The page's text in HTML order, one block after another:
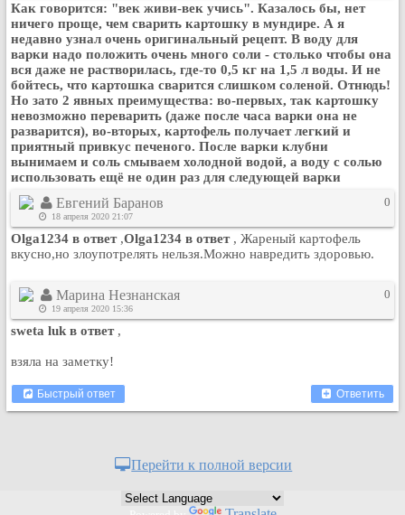
Как говорится: "век живи-век учись". Казалось бы, нет
ничего проще, чем сварить картошку в мундире. А я
недавно узнал очень оригинальный рецепт. В воду для
варки надо положить очень много соли - столько чтобы она
вся даже не растворилась, где-то 0,5 кг на 1,5 л воды. И не
бойтесь, что картошка сварится слишком соленой. Отнюдь!
Но зато 2 явных преимущества: во-первых, так картошку
невозможно переварить (даже после часа варки она не
разварится), во-вторых, картофель получает легкий и
приятный привкус печеного. После варки клубни
вынимаем и соль смываем холодной водой, а воду с солью
использовать ещё не один раз для следующей варки
Евгений Баранов
18 апреля 2020 21:07
0
Olga1234 в ответ ,Olga1234 в ответ , Жареный картофель
вкусно,но злоупотрелять нельзя.Можно навредить здоровью.
Марина Незнанская
19 апреля 2020 15:36
0
sweta luk в ответ ,
взяла на заметку!
Быстрый ответ Ответить
Перейти к полной версии